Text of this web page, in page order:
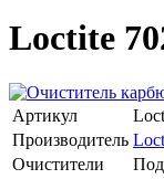
Loctite
Артикул
Производитель
Очистители